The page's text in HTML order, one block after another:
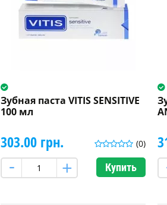
Зубная паста VITIS SENSITIVE
100 мл
(0)
303.00 грн.
Купить